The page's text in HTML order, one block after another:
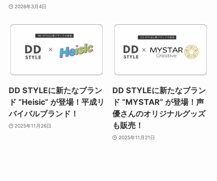
2026年3月4日
DD STYLEに新たなブラン
ド “Heisic” が登場！平成リ
バイバルブランド！
2025年11月26日
DD STYLEに新たなブラン
ド “MYSTAR” が登場！声
優さんのオリジナルグッズ
も販売！
2025年11月21日